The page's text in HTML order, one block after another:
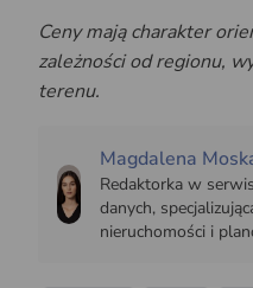
Ceny mają charakter
zależności od regionu,
terenu.
Magdalena
Redaktorka w
danych,
nieruchomości i